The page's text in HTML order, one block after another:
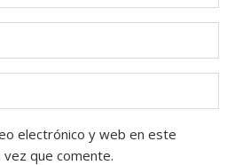
electrónico y web en este
que comente.